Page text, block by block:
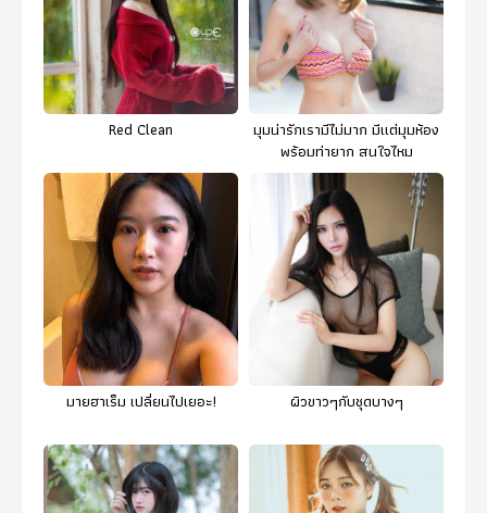
Red Clean
มุมน่ารักเรามีไม่มาก มีแต่มุมห้อง
พร้อมท่ายาก สนใจไหม
มายฮาเร็ม เปลี่ยนไปเยอะ! ผิวขาวๆกับชุดบางๆ